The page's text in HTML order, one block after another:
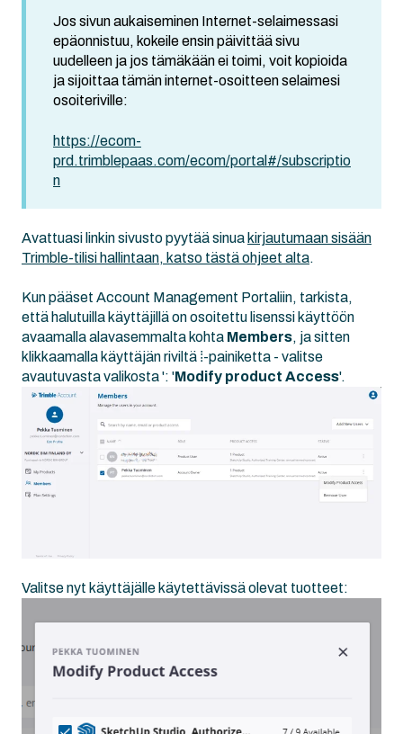
Jos sivun aukaiseminen Internet-selaimessasi
epäonnistuu, kokeile ensin päivittää sivu
uudelleen ja jos tämäkään ei toimi, voit kopioida
ja sijoittaa tämän internet-osoitteen selaimesi
osoiteriville:
https://ecom-
prd.trimblepaas.com/ecom/portal#/subscriptio
n
Avattuasi linkin sivusto pyytää sinua kirjautumaan sisään
Trimble-tilisi hallintaan, katso tästä ohjeet alta.
Kun pääset Account Management Portaliin, tarkista,
että halutuilla käyttäjillä on osoitettu lisenssi käyttöön
avaamalla alavasemmalta kohta Members, ja sitten
klikkaamalla käyttäjän riviltä ⁞-painiketta - valitse
avautuvasta valikosta ': 'Modify product Access'.
Valitse nyt käyttäjälle käytettävissä olevat tuotteet: